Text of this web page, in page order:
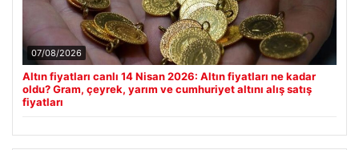
07/08/2026
Altın fiyatları canlı 14 Nisan 2026: Altın fiyatları ne kadar
oldu? Gram, çeyrek, yarım ve cumhuriyet altını alış satış
fiyatları